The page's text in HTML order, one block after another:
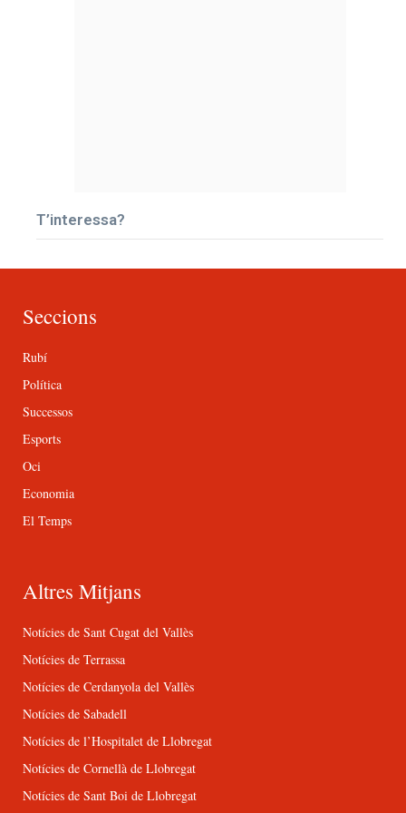
T’interessa?
Seccions
Rubí
Política
Successos
Esports
Oci
Economia
El Temps
Altres Mitjans
Notícies de Sant Cugat del Vallès
Notícies de Terrassa
Notícies de Cerdanyola del Vallès
Notícies de Sabadell
Notícies de l’Hospitalet de Llobregat
Notícies de Cornellà de Llobregat
Notícies de Sant Boi de Llobregat